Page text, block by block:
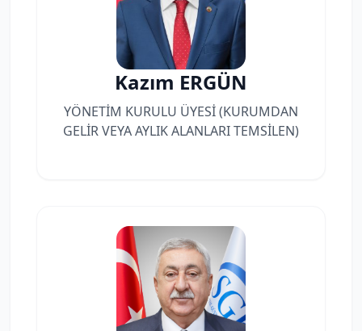
Kazım ERGÜN
YÖNETİM KURULU ÜYESİ (KURUMDAN
GELİR VEYA AYLIK ALANLARI TEMSİLEN)